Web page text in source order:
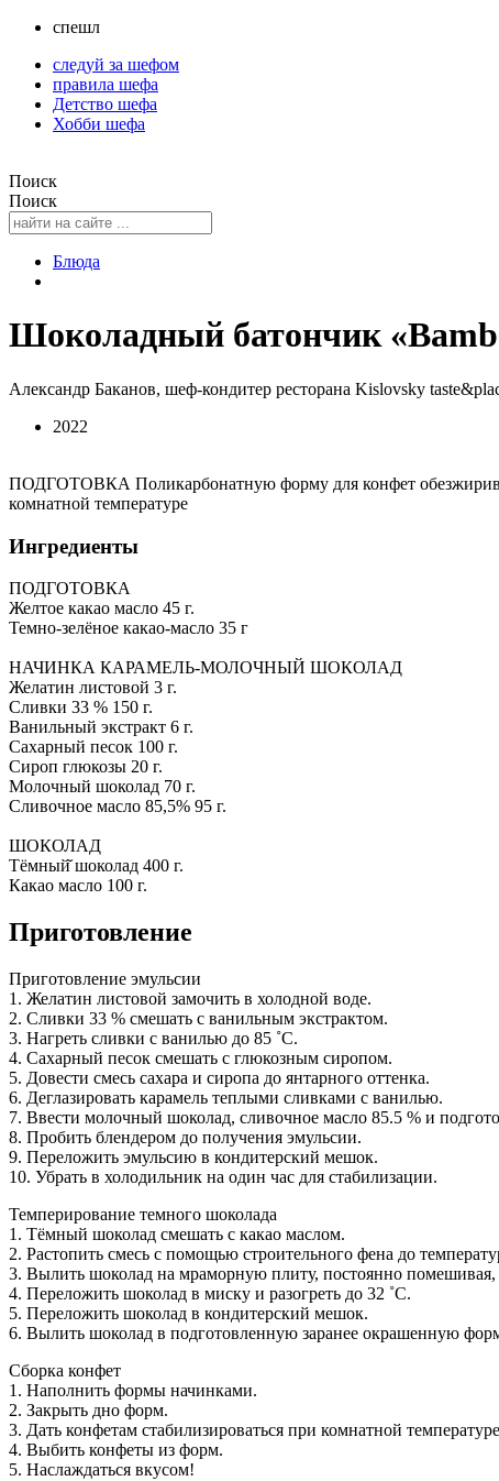
спешл
следуй за шефом
правила шефа
Детство шефа
Хобби шефа
Поиск
Поиск
Блюда
Шоколадный батончик
Александр Баканов, шеф-кондитер ресторана Kislovsky
2022
ПОДГОТОВКА Поликарбонатную форму для конфет
комнатной температуре
Ингредиенты
ПОДГОТОВКА
Желтое какао масло 45 г.
Темно-зелёное какао-масло 35 г
НАЧИНКА КАРАМЕЛЬ-МОЛОЧНЫЙ ШОКОЛАД
Желатин листовой 3 г.
Сливки 33 % 150 г.
Ванильный экстракт 6 г.
Сахарный песок 100 г.
Сироп глюкозы 20 г.
Молочный шоколад 70 г.
Сливочное масло 85,5% 95 г.
ШОКОЛАД
Тёмный̆ шоколад 400 г.
Какао масло 100 г.
Приготовление
Приготовление эмульсии
1. Желатин листовой замочить в холодной воде.
2. Сливки 33 % смешать с ванильным экстрактом.
3. Нагреть сливки с ванилью до 85 ˚С.
4. Сахарный песок смешать с глюкозным сиропом.
5. Довести смесь сахара и сиропа до янтарного оттенка.
6. Деглазировать карамель теплыми сливками с ванилью.
7. Ввести молочный шоколад, сливочное масло 85.5 % и
8. Пробить блендером до получения эмульсии.
9. Переложить эмульсию в кондитерский мешок.
10. Убрать в холодильник на один час для стабилизации.
Темперирование темного шоколада
1. Тёмный шоколад смешать с какао маслом.
2. Растопить смесь с помощью строительного фена до
3. Вылить шоколад на мраморную плиту, постоянно помешивая,
4. Переложить шоколад в миску и разогреть до 32 ˚С.
5. Переложить шоколад в кондитерский мешок.
6. Вылить шоколад в подготовленную заранее окрашенную
Сборка конфет
1. Наполнить формы начинками.
2. Закрыть дно форм.
3. Дать конфетам стабилизироваться при комнатной
4. Выбить конфеты из форм.
5. Наслаждаться вкусом!